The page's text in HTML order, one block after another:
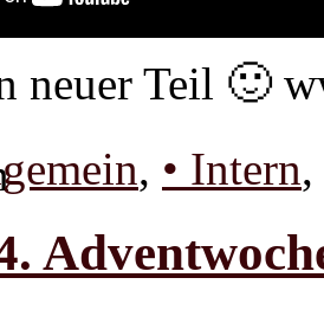
neuer Teil 🙂
, • Intern,